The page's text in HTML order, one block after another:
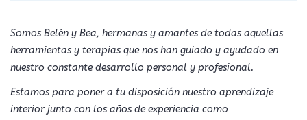
Somos Belén y Bea, hermanas y amantes de todas aquellas
herramientas y terapias que nos han guiado y ayudado en
nuestro constante desarrollo personal y profesional.
Estamos para poner a tu disposición nuestro aprendizaje
interior junto con los años de experiencia como